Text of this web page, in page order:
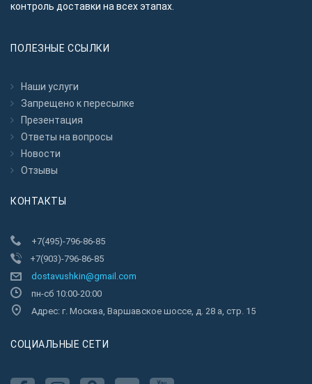
контроль доставки на всех этапах.
ПОЛЕЗНЫЕ ССЫЛКИ
Наши услуги
Запрещено к пересылкe
Презентация
Ответы на вопросы
Новости
Отзывы
КОНТАКТЫ
+7(495)-796-86-85
+7(903)-796-86-85
dostavushkin@gmail.com
пн-сб 10:00-20:00
Адрес: г. Москва, Варшавское шоссе, д. 28 а, стр. 15
CОЦИАЛЬНЫЕ СЕТИ